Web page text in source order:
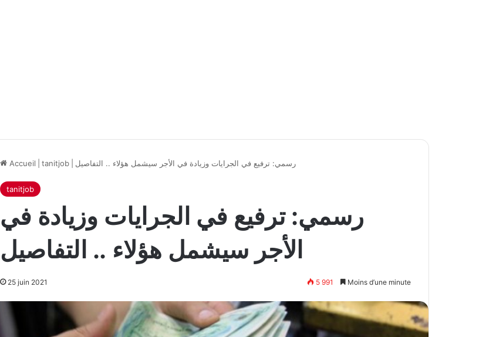
Accueil tanitjob رسمي: ترفيع في الجرايات وزيادة في الأجر سيشمل هؤلاء .. التفاصيل
tanitjob
رسمي: ترفيع في الجرايات وزيادة في
الأجر سيشمل هؤلاء .. التفاصيل
25 juin 2021 5 991 Moins d’une minute